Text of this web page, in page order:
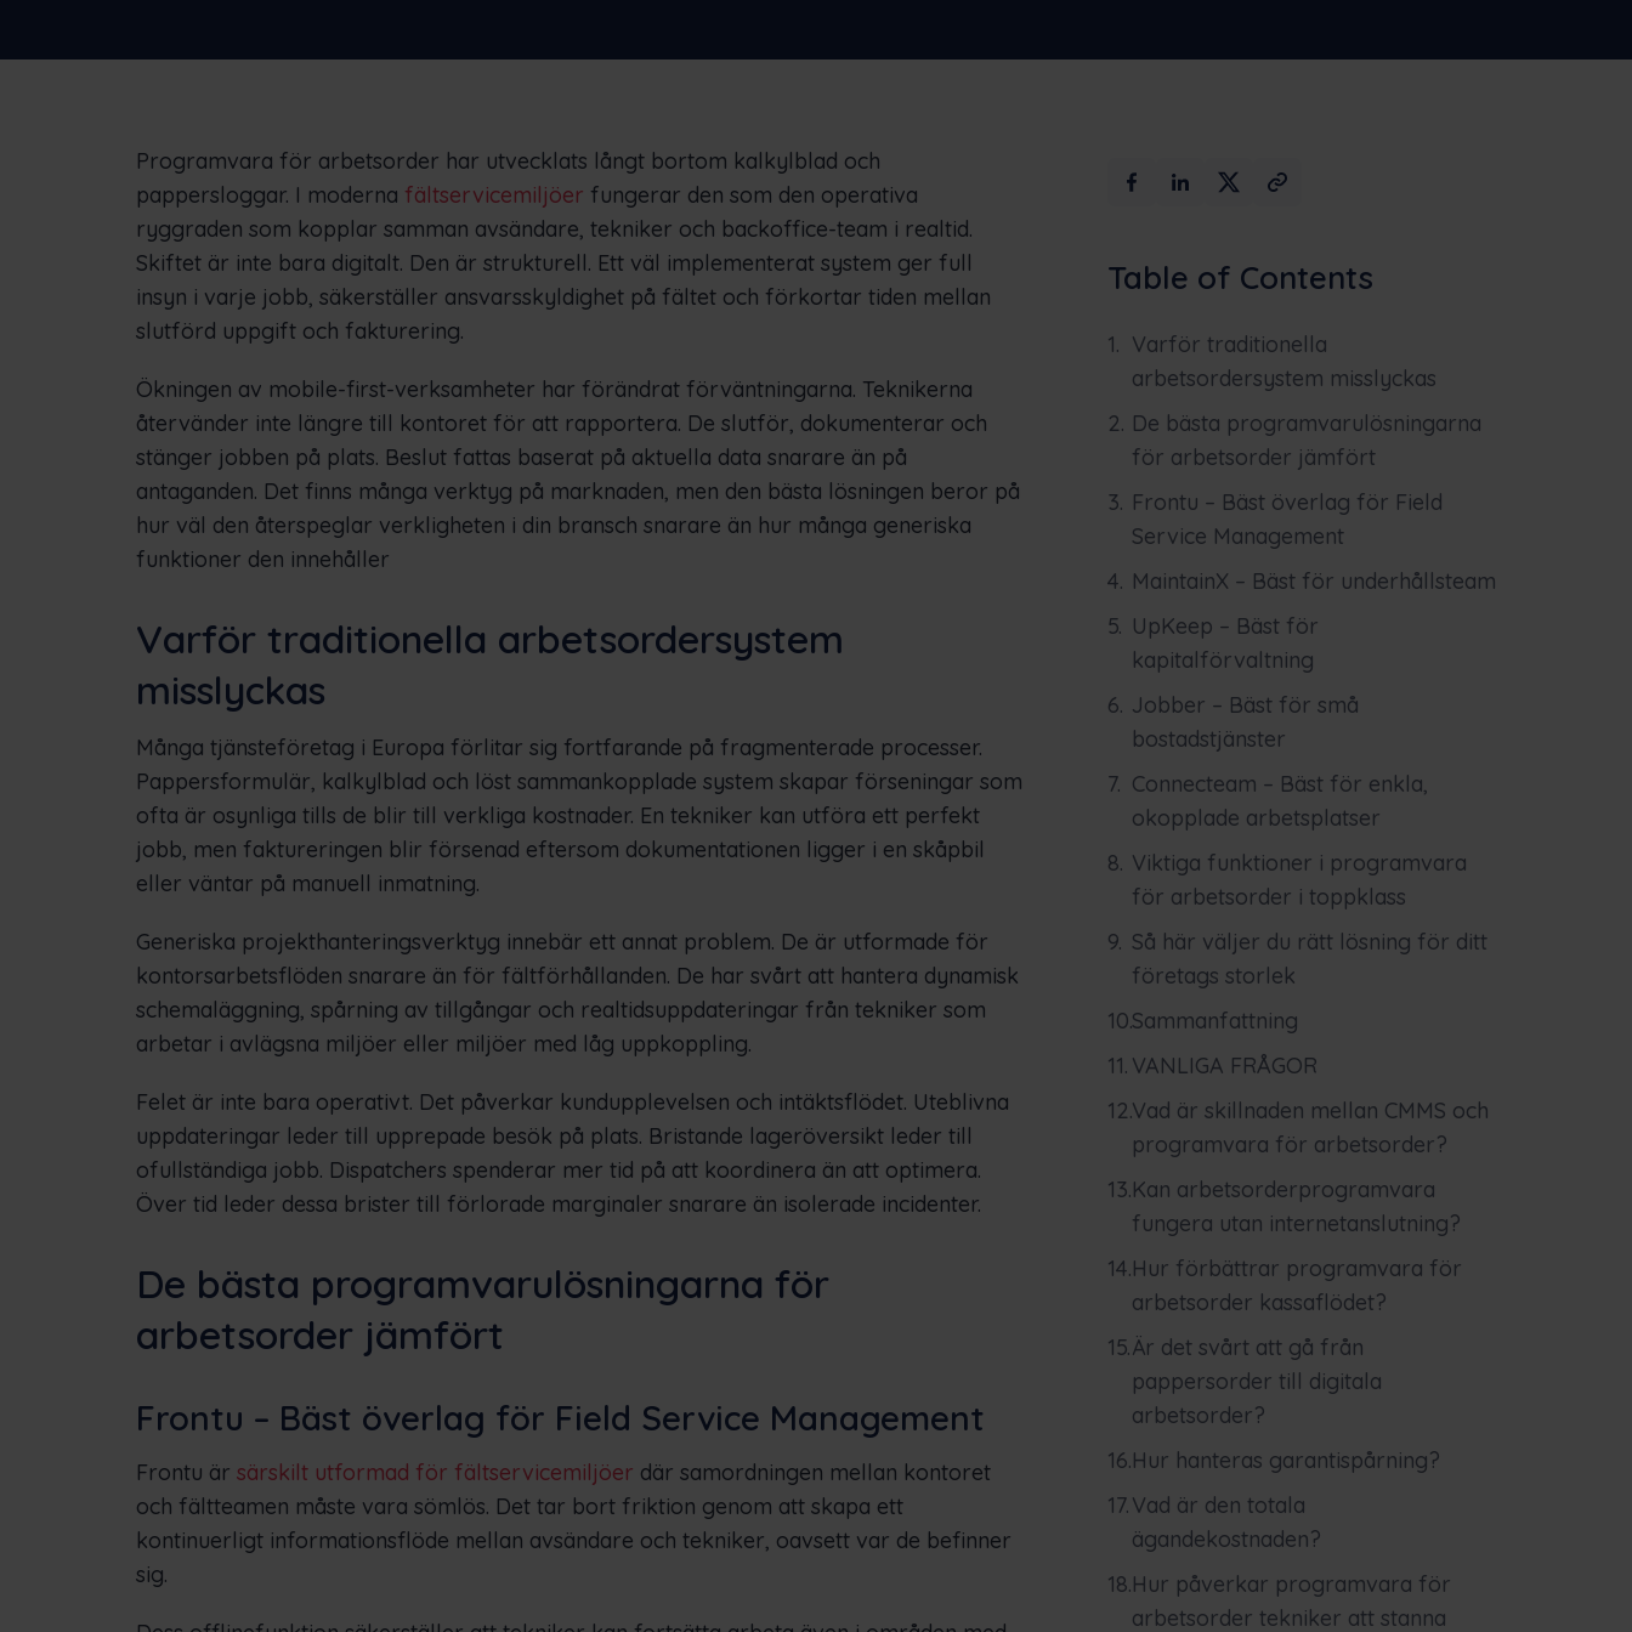
Programvara för arbetsorder har utvecklats långt bortom kalkylblad och
pappersloggar. I moderna fältservicemiljöer fungerar den som den operativa
ryggraden som kopplar samman avsändare, tekniker och backoffice-team i realtid.
Skiftet är inte bara digitalt. Den är strukturell. Ett väl implementerat system ger full
insyn i varje jobb, säkerställer ansvarsskyldighet på fältet och förkortar tiden mellan
slutförd uppgift och fakturering.
Ökningen av mobile-first-verksamheter har förändrat förväntningarna. Teknikerna
återvänder inte längre till kontoret för att rapportera. De slutför, dokumenterar och
stänger jobben på plats. Beslut fattas baserat på aktuella data snarare än på
antaganden. Det finns många verktyg på marknaden, men den bästa lösningen beror på
hur väl den återspeglar verkligheten i din bransch snarare än hur många generiska
funktioner den innehåller
Varför traditionella arbetsordersystem
misslyckas
Många tjänsteföretag i Europa förlitar sig fortfarande på fragmenterade processer.
Pappersformulär, kalkylblad och löst sammankopplade system skapar förseningar som
ofta är osynliga tills de blir till verkliga kostnader. En tekniker kan utföra ett perfekt
jobb, men faktureringen blir försenad eftersom dokumentationen ligger i en skåpbil
eller väntar på manuell inmatning.
Generiska projekthanteringsverktyg innebär ett annat problem. De är utformade för
kontorsarbetsflöden snarare än för fältförhållanden. De har svårt att hantera dynamisk
schemaläggning, spårning av tillgångar och realtidsuppdateringar från tekniker som
arbetar i avlägsna miljöer eller miljöer med låg uppkoppling.
Felet är inte bara operativt. Det påverkar kundupplevelsen och intäktsflödet. Uteblivna
uppdateringar leder till upprepade besök på plats. Bristande lageröversikt leder till
ofullständiga jobb. Dispatchers spenderar mer tid på att koordinera än att optimera.
Över tid leder dessa brister till förlorade marginaler snarare än isolerade incidenter.
De bästa programvarulösningarna för
arbetsorder jämfört
Frontu – Bäst överlag för Field Service Management
Frontu är särskilt utformad för fältservicemiljöer där samordningen mellan kontoret
och fältteamen måste vara sömlös. Det tar bort friktion genom att skapa ett
kontinuerligt informationsflöde mellan avsändare och tekniker, oavsett var de befinner
sig.
Table of Contents
Varför traditionella
arbetsordersystem misslyckas
De bästa programvarulösningarna
för arbetsorder jämfört
Frontu – Bäst överlag för Field
Service Management
MaintainX – Bäst för underhållsteam
UpKeep – Bäst för
kapitalförvaltning
Jobber – Bäst för små
bostadstjänster
Connecteam – Bäst för enkla,
okopplade arbetsplatser
Viktiga funktioner i programvara
för arbetsorder i toppklass
Så här väljer du rätt lösning för ditt
företags storlek
Sammanfattning
VANLIGA FRÅGOR
Vad är skillnaden mellan CMMS och
programvara för arbetsorder?
Kan arbetsorderprogramvara
fungera utan internetanslutning?
Hur förbättrar programvara för
arbetsorder kassaflödet?
Är det svårt att gå från
pappersorder till digitala
arbetsorder?
Hur hanteras garantispårning?
Vad är den totala
ägandekostnaden?
Hur påverkar programvara för
arbetsorder tekniker att stanna